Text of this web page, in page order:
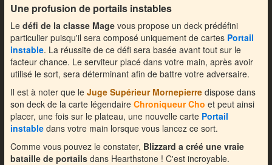
Une profusion de portails instables
Le défi de la classe Magevous propose un deck prédéfini
particulier puisqu'il sera composé uniquement de cartes Portail
instable. La réussite de ce défi sera basée avant tout sur le
facteur chance. Le serviteur placé dans votre main, après avoir
utilisé le sort, sera déterminant afin de battre votre adversaire.
Il est à noter que le Juge Supérieur Mornepierredispose dans
son deck de la carte légendaire Chroniqueur Cho et peut ainsi
placer, une fois sur le plateau, une nouvelle carte Portail
instabledans votre main lorsque vous lancez ce sort.
Comme vous pouvez le constater, Blizzard a créé une vraie
bataille de portailsdans Hearthstone ! C'est incroyable.